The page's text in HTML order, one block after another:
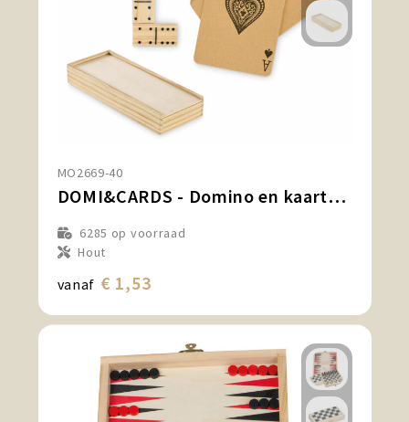
MO2669-40
DOMI&CARDS - Domino en kaarten set
6285 op voorraad
Hout
vanaf € 1,53